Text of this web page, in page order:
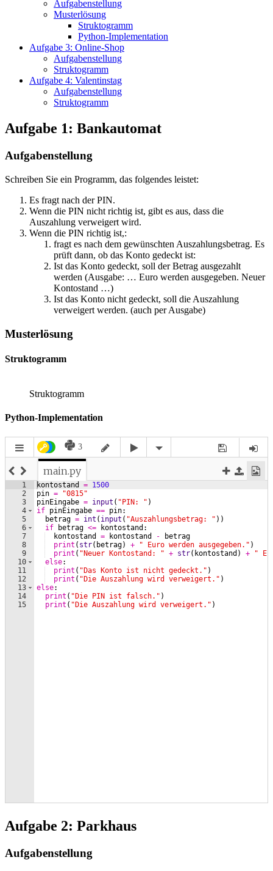
Aufgabenstellung
Musterlösung
Struktogramm
Python-Implementation
Aufgabe 3: Online-Shop
Aufgabenstellung
Struktogramm
Aufgabe 4: Valentinstag
Aufgabenstellung
Struktogramm
Aufgabe 1: Bankautomat
Aufgabenstellung
Schreiben Sie ein Programm, das folgendes leistet:
Es fragt nach der PIN.
Wenn die PIN nicht richtig ist, gibt es aus, dass die
Auszahlung verweigert wird.
Wenn die PIN richtig ist,:
fragt es nach dem gewünschten Auszahlungsbetrag. Es
prüft dann, ob das Konto gedeckt ist:
Ist das Konto gedeckt, soll der Betrag ausgezahlt
werden (Ausgabe: … Euro werden ausgegeben. Neuer
Kontostand …)
Ist das Konto nicht gedeckt, soll die Auszahlung
verweigert werden. (auch per Ausgabe)
Musterlösung
Struktogramm
Struktogramm
Python-Implementation
Aufgabe 2: Parkhaus
Aufgabenstellung